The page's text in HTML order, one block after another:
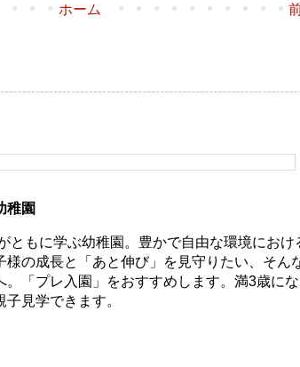
ホーム
稚園
ともに学ぶ幼稚園。豊かで自由な環境におけ
様の成長と「あと伸び」を見守りたい、そん
。「プレ入園」をおすすめします。満3歳にな
見学できます。